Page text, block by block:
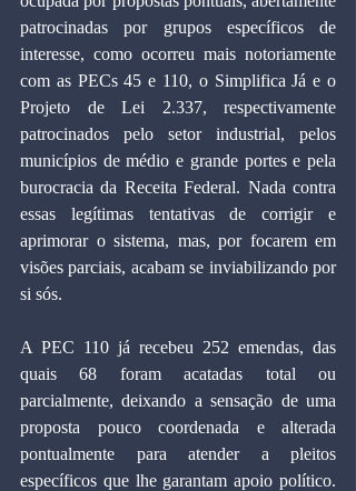
patrocinadas por grupos específicos de
interesse, como ocorreu mais notoriamente
com as PECs 45 e 110, o Simplifica Já e o
Projeto de Lei 2.337, respectivamente
patrocinados pelo setor industrial, pelos
municípios de médio e grande portes e pela
burocracia da Receita Federal. Nada contra
essas legítimas tentativas de corrigir e
aprimorar o sistema, mas, por focarem em
visões parciais, acabam se inviabilizando por
si sós.
A PEC 110 já recebeu 252 emendas, das
quais 68 foram acatadas total ou
parcialmente, deixando a sensação de uma
proposta pouco coordenada e alterada
pontualmente para atender a pleitos
específicos que lhe garantam apoio político.